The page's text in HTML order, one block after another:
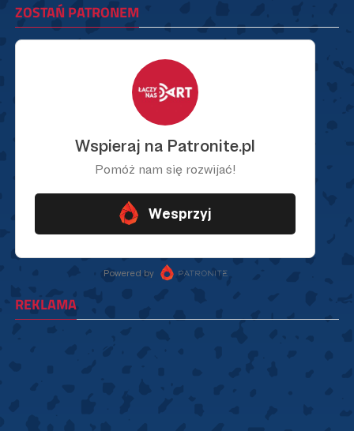
ZOSTAŃ PATRONEM
REKLAMA